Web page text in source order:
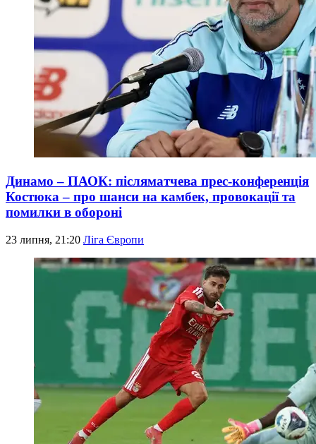
Динамо – ПАОК: післяматчева прес-конференція
Костюка – про шанси на камбек, провокації та
помилки в обороні
23 липня, 21:20 Ліга Європи